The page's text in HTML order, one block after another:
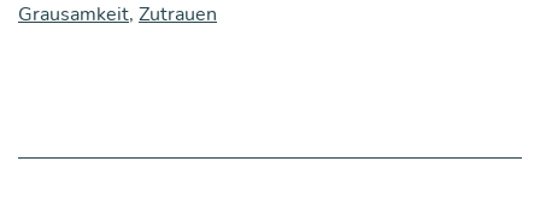
Grausamkeit, Zutrauen